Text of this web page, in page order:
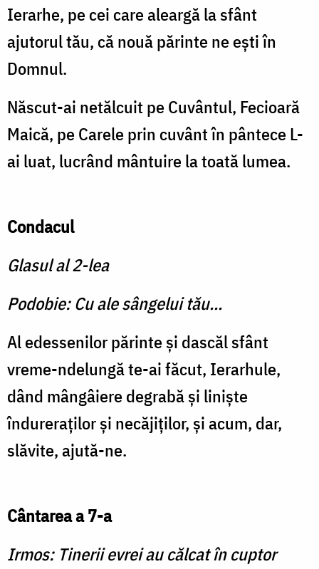
Ierarhe, pe cei care aleargă la sfânt
ajutorul tău, că nouă părinte ne ești în
Domnul.
Născut-ai netălcuit pe Cuvântul, Fecioară
Maică, pe Carele prin cuvânt în pântece L-
ai luat, lucrând mântuire la toată lumea.
Condacul
Glasul al 2-lea
Podobie: Cu ale sângelui tău...
Al edessenilor părinte și dascăl sfânt
vreme-ndelungă te-ai făcut, Ierarhule,
dând mângâiere degrabă și liniște
îndureraților și necăjiților, și acum, dar,
slăvite, ajută-ne.
Cântarea a 7-a
Irmos: Tinerii evrei au călcat în cuptor